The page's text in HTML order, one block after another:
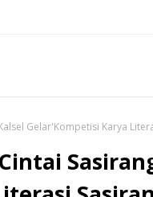
Gelar'Kompetisi Karya